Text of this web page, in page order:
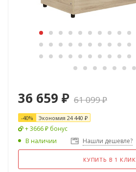
36 659 ₽ 61 099₽
-40% Экономия 24 440 ₽
+ 3666 ₽ бонус
В наличии
Нашли дешевле?
КУПИТЬ В 1 КЛИК